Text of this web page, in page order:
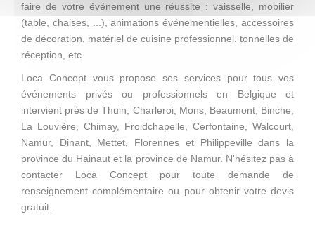
faire de votre événement une réussite : vaisselle, mobilier
(table, chaises, ...), animations événementielles, accessoires
de décoration, matériel de cuisine professionnel, tonnelles de
réception, etc.
Loca Concept vous propose ses services pour tous vos
événements privés ou professionnels en Belgique et
intervient près de Thuin, Charleroi, Mons, Beaumont, Binche,
La Louvière, Chimay, Froidchapelle, Cerfontaine, Walcourt,
Namur, Dinant, Mettet, Florennes et Philippeville dans la
province du Hainaut et la province de Namur. N'hésitez pas à
contacter Loca Concept pour toute demande de
renseignement complémentaire ou pour obtenir votre devis
gratuit.